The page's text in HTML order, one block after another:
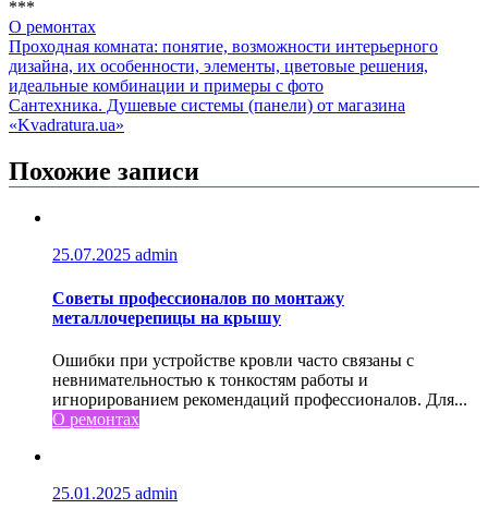
***
О ремонтах
Навигация
по
записям
Проходная комната: понятие, возможности интерьерного
дизайна, их особенности, элементы, цветовые решения,
идеальные комбинации и примеры с фото
Сантехника. Душевые системы (панели) от магазина
«Kvadratura.ua»
Похожие записи
25.07.2025 admin
Советы профессионалов по монтажу
металлочерепицы на крышу
Ошибки при устройстве кровли часто связаны с
невнимательностью к тонкостям работы и
игнорированием рекомендаций профессионалов. Для...
О ремонтах
25.01.2025 admin